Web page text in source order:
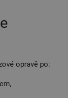
opravě po: